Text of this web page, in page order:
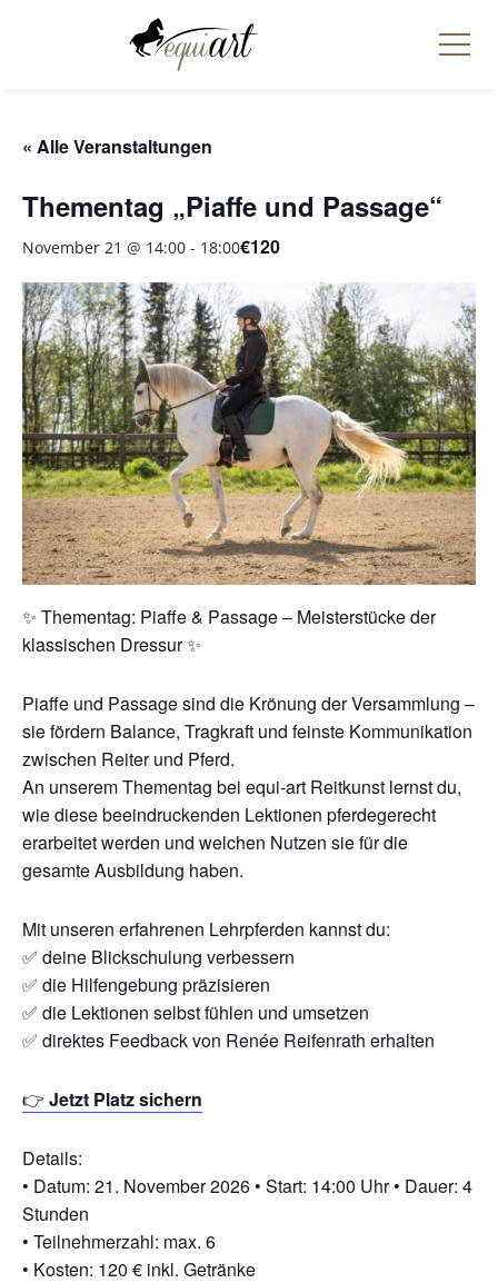
« Alle Veranstaltungen
Thementag „Piaffe und Passage“
November 21 @ 14:00 - 18:00€120
✨ Thementag: Piaffe & Passage – Meisterstücke der
klassischen Dressur ✨
Piaffe und Passage sind die Krönung der Versammlung –
sie fördern Balance, Tragkraft und feinste Kommunikation
zwischen Reiter und Pferd.
An unserem Thementag bei equi-art Reitkunst lernst du,
wie diese beeindruckenden Lektionen pferdegerecht
erarbeitet werden und welchen Nutzen sie für die
gesamte Ausbildung haben.
Mit unseren erfahrenen Lehrpferden kannst du:
✅ deine Blickschulung verbessern
✅ die Hilfengebung präzisieren
✅ die Lektionen selbst fühlen und umsetzen
✅ direktes Feedback von Renée Reifenrath erhalten
👉 Jetzt Platz sichern
Details:
• Datum: 21. November 2026 • Start: 14:00 Uhr • Dauer: 4
Stunden
• Teilnehmerzahl: max. 6
• Kosten: 120 € inkl. Getränke